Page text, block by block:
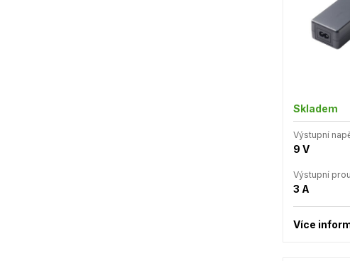
Skladem
Výstupní
9 V
Výstupní
3 A
Více